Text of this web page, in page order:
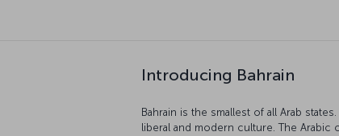
Introducing Bahrain
Bahrain is the smallest of all Arab
liberal and modern culture. The Arabic